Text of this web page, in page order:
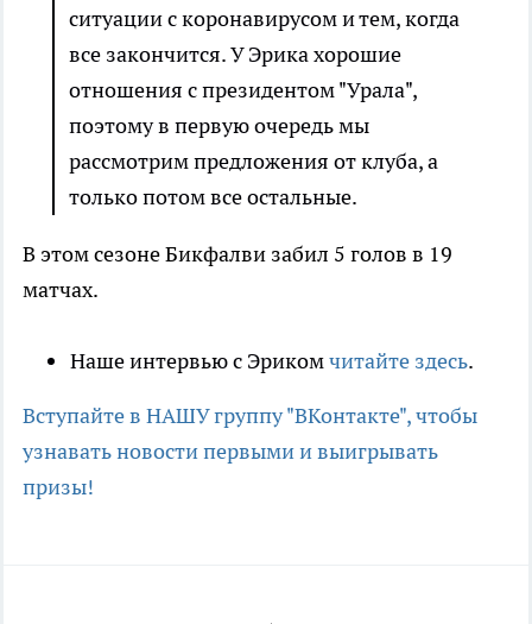
ситуации с коронавирусом и тем, когда
все закончится. У Эрика хорошие
отношения с президентом "Урала",
поэтому в первую очередь мы
рассмотрим предложения от клуба, а
только потом все остальные.
В этом сезоне Бикфалви забил 5 голов в 19
матчах.
Наше интервью с Эрикомчитайте здесь.
Вступайте в НАШУ группу "ВКонтакте", чтобы
узнавать новости первыми и выигрывать
призы!